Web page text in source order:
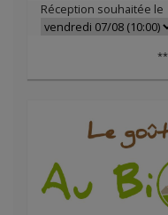
Réception souhaitée le
**